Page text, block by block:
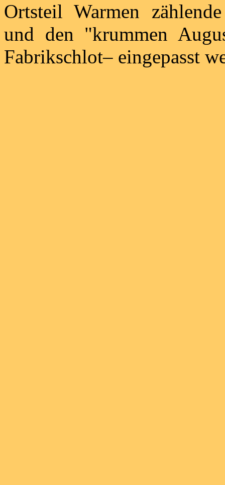
Ortsteil Warmen
und den "krummen
Fabrikschlot– eingepasst